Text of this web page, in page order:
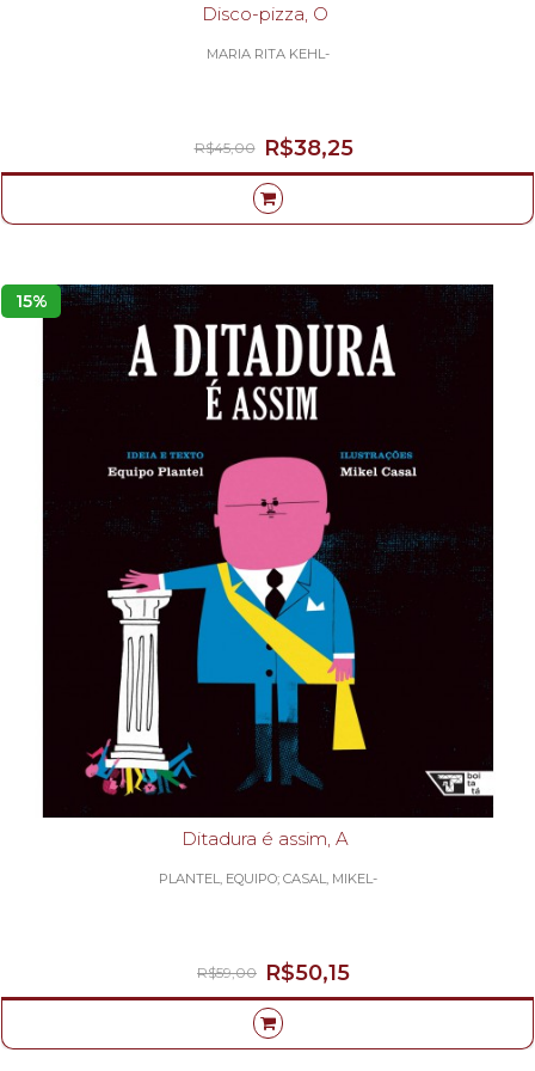
Disco-pizza, O
MARIA RITA KEHL-
R$38,25
R$45,00
15%
Ditadura é assim, A
PLANTEL, EQUIPO; CASAL, MIKEL-
R$50,15
R$59,00